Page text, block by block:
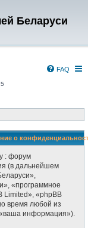
Беларуси
FAQ
о
: форум
(в дальнейшем
«программное
Limited», «phpBB
время любой из
«ваша информация»).